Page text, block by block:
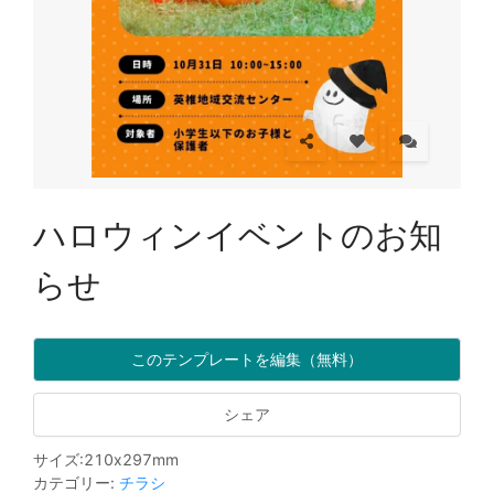
ハロウィンイベントのお知
らせ
このテンプレートを編集（無料）
シェア
サイズ:210x297mm
カテゴリー: チラシ